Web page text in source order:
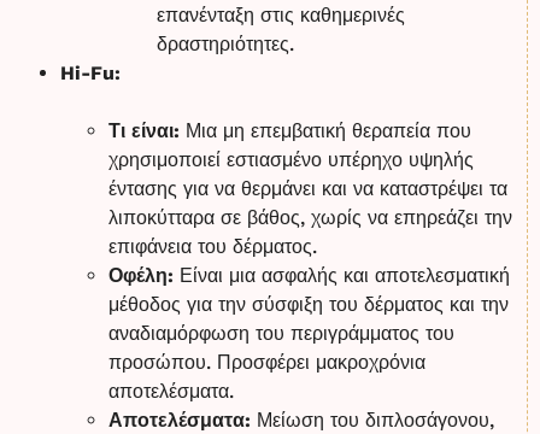
επανένταξη στις καθημερινές
δραστηριότητες.
Hi-Fu:
Τι είναι: Μια μη επεμβατική θεραπεία που
χρησιμοποιεί εστιασμένο υπέρηχο υψηλής
έντασης για να θερμάνει και να καταστρέψει τα
λιποκύτταρα σε βάθος, χωρίς να επηρεάζει την
επιφάνεια του δέρματος.
Οφέλη: Είναι μια ασφαλής και αποτελεσματική
μέθοδος για την σύσφιξη του δέρματος και την
αναδιαμόρφωση του περιγράμματος του
προσώπου. Προσφέρει μακροχρόνια
αποτελέσματα.
Αποτελέσματα: Μείωση του διπλοσάγονου,